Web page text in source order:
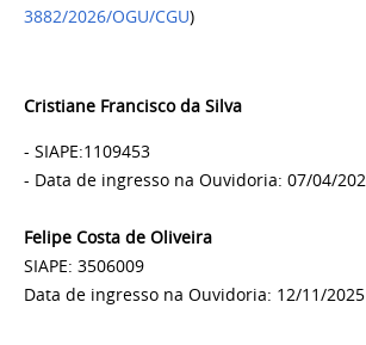
3882/2026/OGU/CGU)
Cristiane Francisco da Silva
- SIAPE:1109453
- Data de ingresso na Ouvidoria: 07/04/
Felipe Costa de Oliveira
SIAPE: 3506009
Data de ingresso na Ouvidoria: 12/11/2025